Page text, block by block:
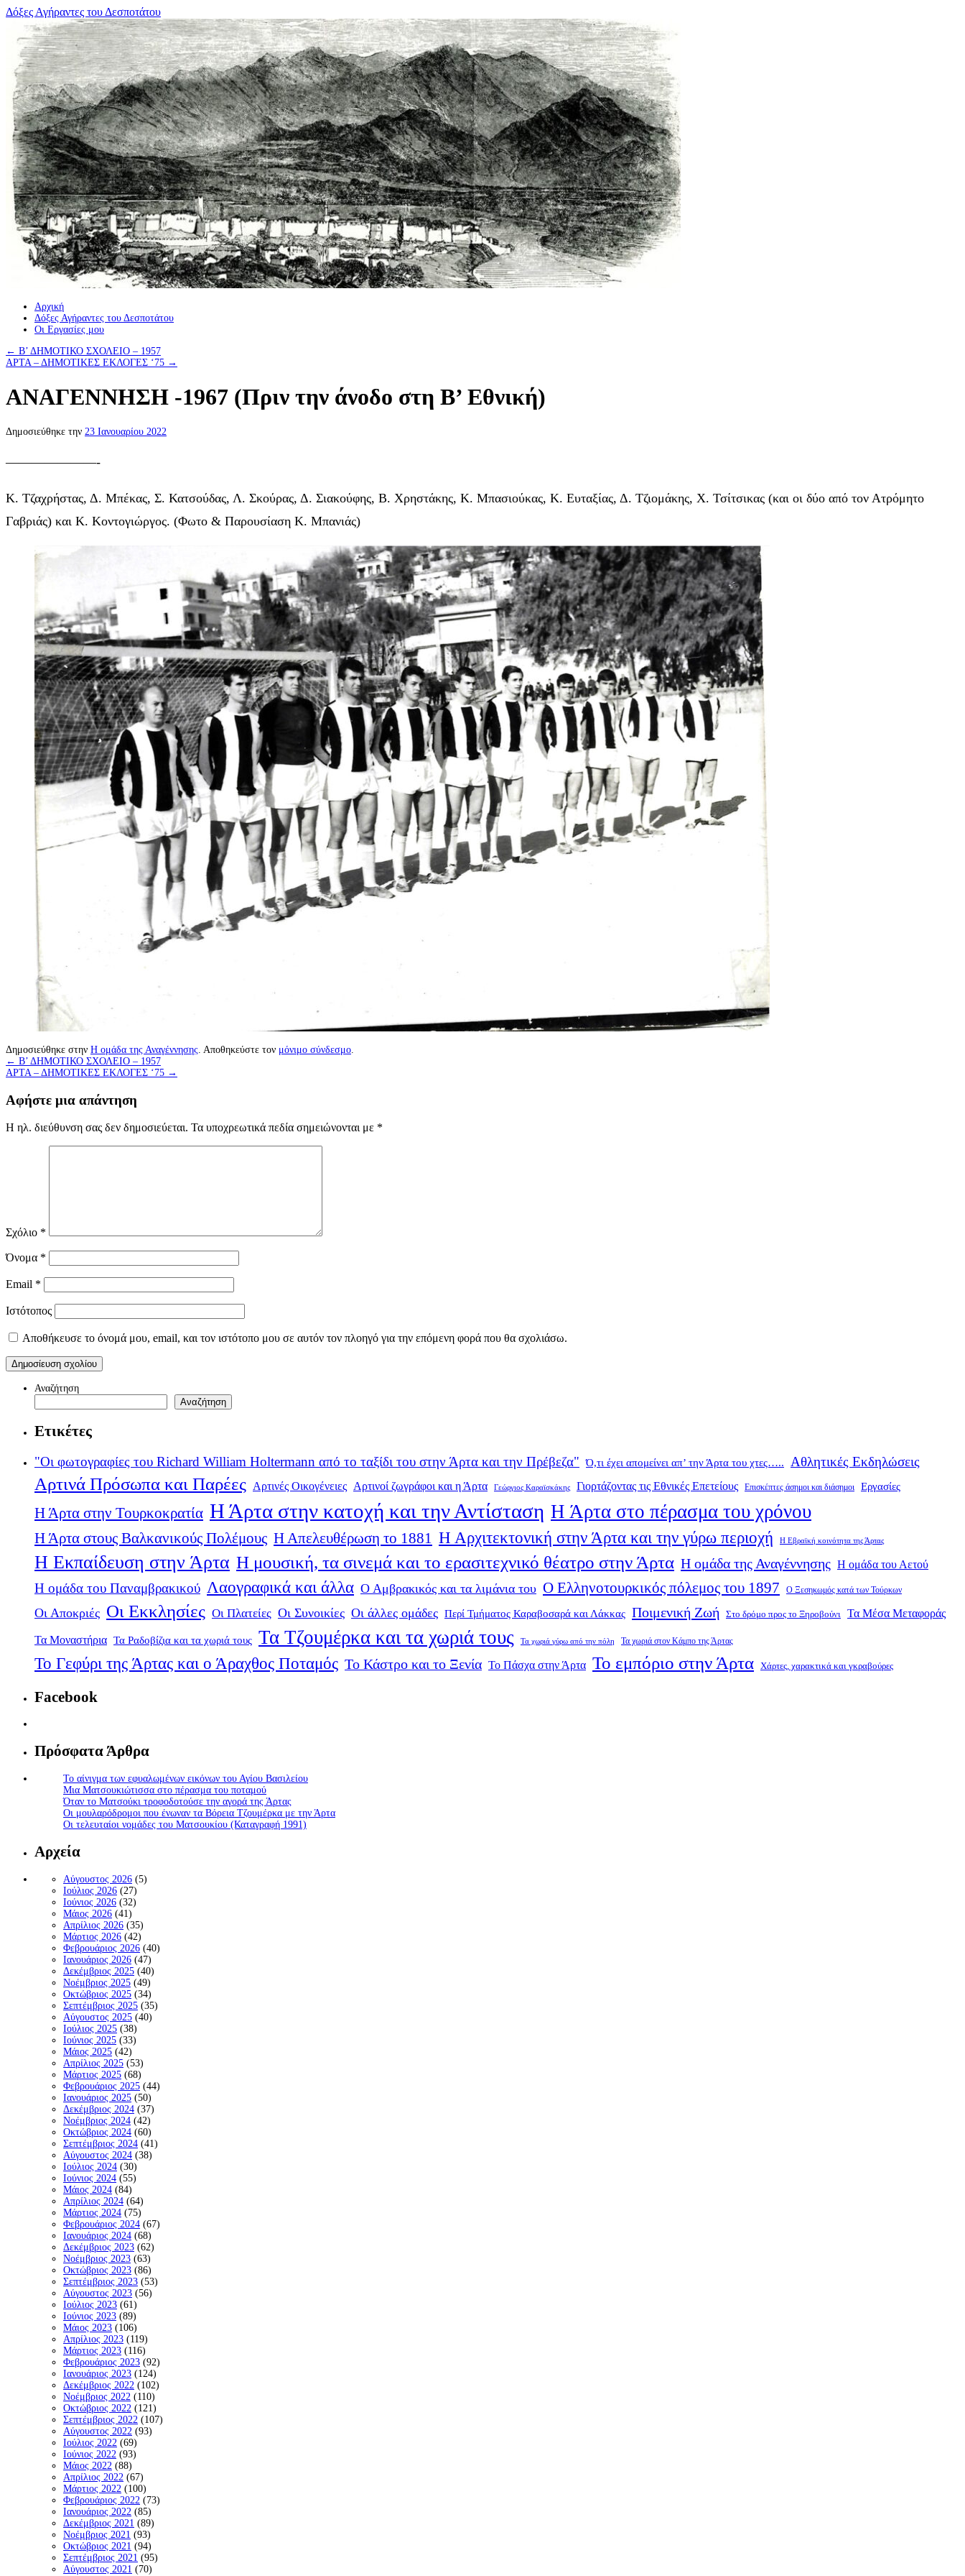
Μετάβαση
περιεχόμενο
Δόξες Αγήραντες του Δεσποτάτου
Αρχική
Δόξες Αγήραντες του Δεσποτάτου
Οι Eργασίες μου
← Β’ ΔΗΜΟΤΙΚΟ ΣΧΟΛΕΙΟ – 1957
ΑΡΤΑ – ΔΗΜΟΤΙΚΕΣ ΕΚΛΟΓΕΣ ‘75 →
ΑΝΑΓΕΝΝΗΣΗ -1967 (Πριν την άνοδο στη Β’ Εθνική)
Δημοσιεύθηκε την 23 Ιανουαρίου 2022
———————-
Κ. Τζαχρήστας, Δ. Μπέκας, Σ. Κατσούδας, Λ. Σκούρας, Δ. Σιακούφης, Β. Χρηστάκης, Κ. Μπασιούκας, Κ. Ευταξίας, Δ. Τζιομάκης, Χ. Τσίτσικας (και οι δύο από τον Ατρόμητο
Γαβριάς) και Κ. Κοντογιώργος. (Φωτο & Παρουσίαση Κ. Μπανιάς)
Δημοσιεύθηκε στην Η ομάδα της Αναγέννησης . Αποθηκεύστε τον μόνιμο σύνδεσμο
← Β’ ΔΗΜΟΤΙΚΟ ΣΧΟΛΕΙΟ – 1957
ΑΡΤΑ – ΔΗΜΟΤΙΚΕΣ ΕΚΛΟΓΕΣ ‘75 →
Αφήστε μια απάντηση
Η ηλ. διεύθυνση σας δεν δημοσιεύεται. Τα υποχρεωτικά πεδία σημειώνονται με *
Σχόλιο *
Όνομα *
Email *
Ιστότοπος
Αποθήκευσε το όνομά μου, email, και τον ιστότοπο μου σε αυτόν τον πλοηγό για την επόμενη φορά που θα σχολιάσω.
Αναζήτηση
Αναζήτηση
Ετικέτες
"Οι φωτογραφίες του Richard William Holtermann από το ταξίδι του στην Άρτα και την Πρέβεζα" Ό,τι έχει απομείνει απ’ την Άρτα του χτες….. Αθλητικές Εκδηλώσεις
Αρτινά Πρόσωπα και Παρέες Αρτινές Οικογένειες Αρτινοί ζωγράφοι και η Άρτα Γεώργιος Καραϊσκάκης Γιορτάζοντας τις Εθνικές Επετείους Επισκέπτες άσημοι και διάσημοι Εργασίες
Η Άρτα στην Τουρκοκρατία Η Άρτα στην κατοχή και την Αντίσταση Η Άρτα στο πέρασμα του χρόνου
Η Άρτα στους Βαλκανικούς Πολέμους Η Απελευθέρωση το 1881 Η Αρχιτεκτονική στην Άρτα και την γύρω περιοχή Η Εβραϊκή κοινότητα της Άρτας
Η Εκπαίδευση στην Άρτα Η μουσική, τα σινεμά και το ερασιτεχνικό θέατρο στην Άρτα Η ομάδα της Αναγέννησης Η ομάδα του Αετού
Η ομάδα του Παναμβρακικού Λαογραφικά και άλλα Ο Αμβρακικός και τα λιμάνια του Ο Ελληνοτουρκικός πόλεμος του 1897 Ο Ξεσηκωμός κατά των Τούρκων
Οι Αποκριές Οι Εκκλησίες Οι Πλατείες Οι Συνοικίες Οι άλλες ομάδες Περί Τμήματος Καραβοσαρά και Λάκκας Ποιμενική Ζωή Στο δρόμο προς το Ξηροβούνι Τα Μέσα Μεταφοράς
Τα Μοναστήρια Τα Ραδοβίζια και τα χωριά τους Τα Τζουμέρκα και τα χωριά τους Τα χωριά γύρω από την πόλη Τα χωριά στον Κάμπο της Άρτας
Το Γεφύρι της Άρτας και ο Άραχθος Ποταμός Το Κάστρο και το Ξενία Το Πάσχα στην Άρτα Το εμπόριο στην Άρτα Χάρτες, χαρακτικά και γκραβούρες
Facebook
Πρόσφατα Άρθρα
Το αίνιγμα των εφυαλωμένων εικόνων του Αγίου Βασιλείου
Μια Ματσουκιώτισσα στο πέρασμα του ποταμού
Όταν το Ματσούκι τροφοδοτούσε την αγορά της Άρτας
Οι μουλαρόδρομοι που ένωναν τα Βόρεια Τζουμέρκα με την Άρτα
Οι τελευταίοι νομάδες του Ματσουκίου (Καταγραφή 1991)
Αρχεία
Αύγουστος 2026 (5)
Ιούλιος 2026 (27)
Ιούνιος 2026 (32)
Μάιος 2026 (41)
Απρίλιος 2026 (35)
Μάρτιος 2026 (42)
Φεβρουάριος 2026 (40)
Ιανουάριος 2026 (47)
Δεκέμβριος 2025 (40)
Νοέμβριος 2025 (49)
Οκτώβριος 2025 (34)
Σεπτέμβριος 2025 (35)
Αύγουστος 2025 (40)
Ιούλιος 2025 (38)
Ιούνιος 2025 (33)
Μάιος 2025 (42)
Απρίλιος 2025 (53)
Μάρτιος 2025 (68)
Φεβρουάριος 2025 (44)
Ιανουάριος 2025 (50)
Δεκέμβριος 2024 (37)
Νοέμβριος 2024 (42)
Οκτώβριος 2024 (60)
Σεπτέμβριος 2024 (41)
Αύγουστος 2024 (38)
Ιούλιος 2024 (30)
Ιούνιος 2024 (55)
Μάιος 2024 (84)
Απρίλιος 2024 (64)
Μάρτιος 2024 (75)
Φεβρουάριος 2024 (67)
Ιανουάριος 2024 (68)
Δεκέμβριος 2023 (62)
Νοέμβριος 2023 (63)
Οκτώβριος 2023 (86)
Σεπτέμβριος 2023 (53)
Αύγουστος 2023 (56)
Ιούλιος 2023 (61)
Ιούνιος 2023 (89)
Μάιος 2023 (106)
Απρίλιος 2023 (119)
Μάρτιος 2023 (116)
Φεβρουάριος 2023 (92)
Ιανουάριος 2023 (124)
Δεκέμβριος 2022 (102)
Νοέμβριος 2022 (110)
Οκτώβριος 2022 (121)
Σεπτέμβριος 2022 (107)
Αύγουστος 2022 (93)
Ιούλιος 2022 (69)
Ιούνιος 2022 (93)
Μάιος 2022 (88)
Απρίλιος 2022 (67)
Μάρτιος 2022 (100)
Φεβρουάριος 2022 (73)
Ιανουάριος 2022 (85)
Δεκέμβριος 2021 (89)
Νοέμβριος 2021 (93)
Οκτώβριος 2021 (94)
Σεπτέμβριος 2021 (95)
Αύγουστος 2021 (70)